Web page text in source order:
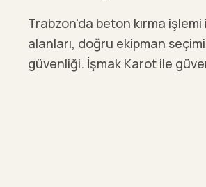
Trabzon'da beton kırma işlemi
alanları, doğru ekipman
güvenliği. İşmak Karot ile